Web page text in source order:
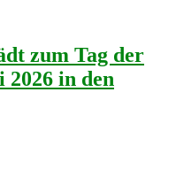
zum Tag der
2026 in den